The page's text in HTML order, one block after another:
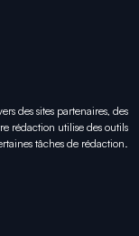
des sites partenaires, des
rédaction utilise des outils
tâches de rédaction.